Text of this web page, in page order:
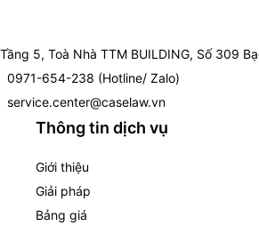
Tầng 5, Toà Nhà TTM BUILDING, Số 309
0971-654-238 (Hotline/ Zalo)
service.center@caselaw.vn
Thông tin dịch vụ
Giới thiệu
Giải pháp
Bảng giá